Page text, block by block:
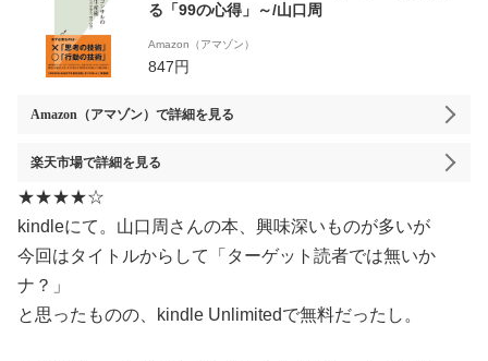
る「99の心得」～/山口周
Amazon（アマゾン）
847円
Amazon（アマゾン） で詳細を見る
楽天市場で詳細を見る
★★★★☆
kindleにて。山口周さんの本、興味深いものが多いが
今回はタイトルからして「ターゲット読者では無いか
ナ？」
と思ったものの、kindle Unlimitedで無料だったし。